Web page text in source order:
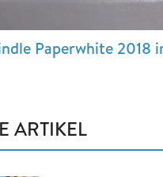
Paperwhite 2018
ARTIKEL